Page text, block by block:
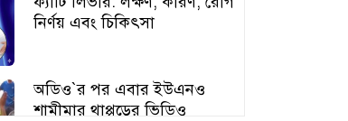
নির্ণয় এবং চিকিৎসা
অডিও‍‍`র পর এবার ইউএনও
শামীমার থাপ্পড়ের ভিডিও